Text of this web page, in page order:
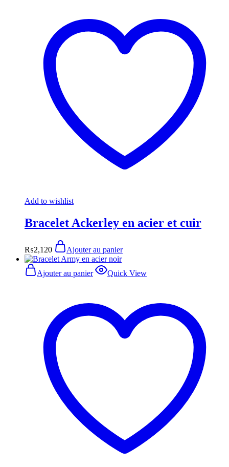
Add to wishlist
Bracelet Ackerley en acier et cuir
₨2,120 Ajouter au panier
Ajouter au panier Quick View